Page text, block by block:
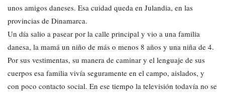
unos amigos daneses. Esa cuidad queda en Julandia, en las
provincias de Dinamarca.
Un día salio a pasear por la calle principal y vio a una familia
danesa, la mamá un niño de más o menos 8 años y una niña de 4.
Por sus vestimentas, su manera de caminar y el lenguaje de sus
cuerpos esa familia vivía seguramente en el campo, aislados, y
con poco contacto social. En ese tiempo la televisión todavía no se